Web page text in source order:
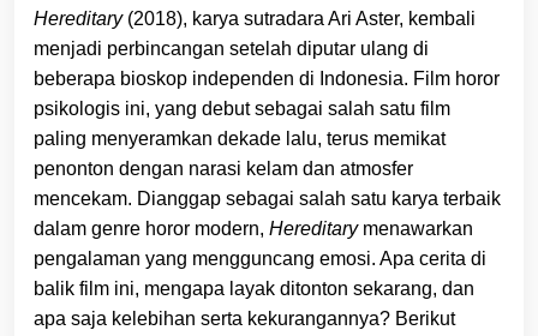
Hereditary(2018), karya sutradara Ari Aster, kembali
menjadi perbincangan setelah diputar ulang di
beberapa bioskop independen di Indonesia. Film horor
psikologis ini, yang debut sebagai salah satu film
paling menyeramkan dekade lalu, terus memikat
penonton dengan narasi kelam dan atmosfer
mencekam. Dianggap sebagai salah satu karya terbaik
dalam genre horor modern, Hereditarymenawarkan
pengalaman yang mengguncang emosi. Apa cerita di
balik film ini, mengapa layak ditonton sekarang, dan
apa saja kelebihan serta kekurangannya? Berikut